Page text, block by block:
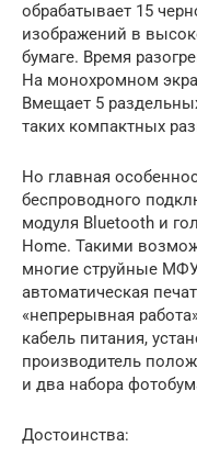
обрабатывает 15
изображений в
бумаге. Время
На монохромном
Вмещает 5
таких компактных
Но главная
беспроводного
модуля Bluetooth и
Home. Такими
многие струйные
автоматическая
«непрерывная
кабель питания,
производитель
и два набора
Достоинства: